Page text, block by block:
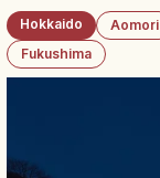
Hokkaido Aomori
Fukushima